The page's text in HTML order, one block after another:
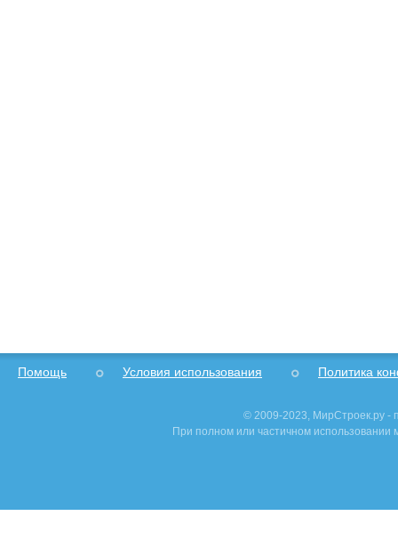
Помощь Условия использования Политика
© 2009-2023, МирСтроек.ру -
При полном или частичном использовании